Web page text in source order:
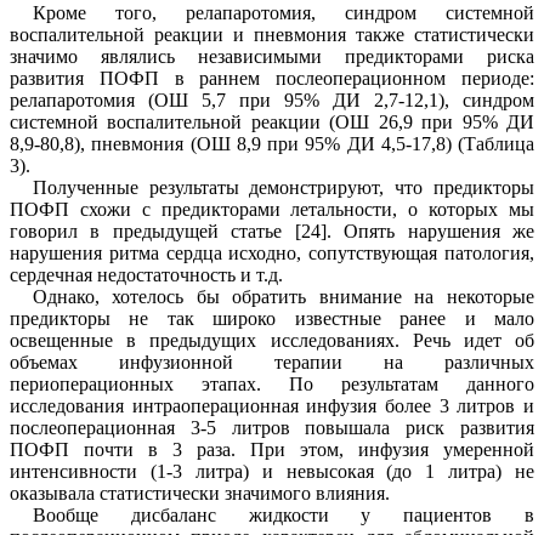
Кроме того, релапаротомия, синдром системной
воспалительной реакции и пневмония также статистически
значимо являлись независимыми предикторами риска
развития ПОФП в раннем послеоперационном периоде:
релапаротомия (ОШ 5,7 при 95% ДИ 2,7-12,1), синдром
системной воспалительной реакции (ОШ 26,9 при 95% ДИ
8,9-80,8), пневмония (ОШ 8,9 при 95% ДИ 4,5-17,8)(Таблица
3).
Полученные результаты демонстрируют, что предикторы
ПОФП схожи с предикторами летальности, о которых мы
говорилв предыдущей статье [24]. Опять нарушения же
нарушения ритма сердца исходно, сопутствующая патология,
сердечная недостаточность и т.д.
Однако, хотелось бы обратить внимание на некоторые
предикторы не так широко известные ранее и мало
освещенные в предыдущих исследованиях. Речь идет об
объемах инфузионной терапии на различных
периоперационных этапах. По результатам данного
исследования интраоперационная инфузия более 3 литров и
послеоперационная 3-5 литров повышала риск развития
ПОФП почти в 3 раза. При этом, инфузия умеренной
интенсивности (1-3 литра) и невысокая (до 1 литра) не
оказывала статистически значимого влияния.
Вообще дисбаланс жидкости у пациентов в